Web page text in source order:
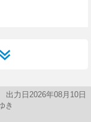
出力日2026年08月10日
き